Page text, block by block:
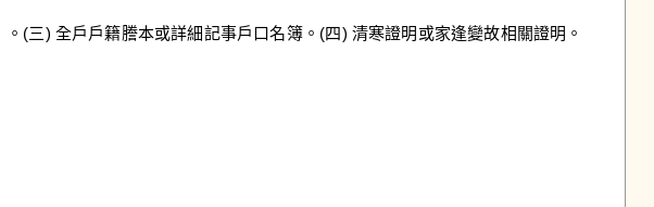
(三) 全戶戶籍謄本或詳細記事戶口名簿。(四) 清寒證明或家逢變故相關證明。